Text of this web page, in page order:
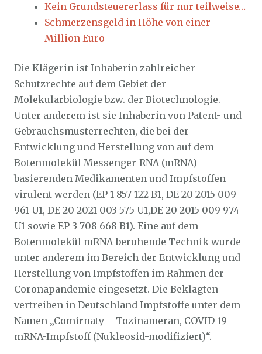
Kein Grundsteuererlass für nur teilweise…
Schmerzensgeld in Höhe von einer
Million Euro
Die Klägerin ist Inhaberin zahlreicher
Schutzrechte auf dem Gebiet der
Molekularbiologie bzw. der Biotechnologie.
Unter anderem ist sie Inhaberin von Patent- und
Gebrauchsmusterrechten, die bei der
Entwicklung und Herstellung von auf dem
Botenmolekül Messenger-RNA (mRNA)
basierenden Medikamenten und Impfstoffen
virulent werden (EP 1 857 122 B1, DE 20 2015 009
961 U1, DE 20 2021 003 575 U1,DE 20 2015 009 974
U1 sowie EP 3 708 668 B1). Eine auf dem
Botenmolekül mRNA-beruhende Technik wurde
unter anderem im Bereich der Entwicklung und
Herstellung von Impfstoffen im Rahmen der
Coronapandemie eingesetzt. Die Beklagten
vertreiben in Deutschland Impfstoffe unter dem
Namen „Comirnaty – Tozinameran, COVID-19-
mRNA-Impfstoff (Nukleosid-modifiziert)“.